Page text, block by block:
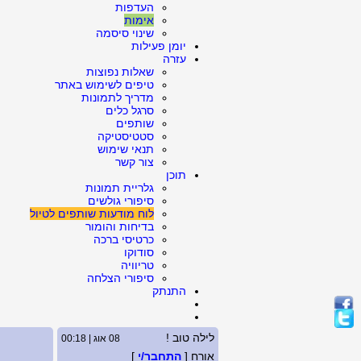
העדפות
אימות
שינוי סיסמה
יומן פעילות
עזרה
שאלות נפוצות
טיפים לשימוש באתר
מדריך לתמונות
סרגל כלים
שותפים
סטטיסטיקה
תנאי שימוש
צור קשר
תוכן
גלריית תמונות
סיפורי גולשים
לוח מודעות שותפים לטיול
בדיחות והומור
כרטיסי ברכה
סודוקו
טריוויה
סיפורי הצלחה
התנתק
לילה טוב ! 08 אוג | 00:18
אורח [ התחבר/י ]